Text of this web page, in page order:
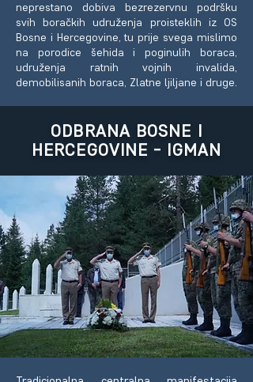
neprestano dobiva bezrezervnu podršku
svih boračkih udruženja proisteklih iz OS
Bosne i Hercegovine, tu prije svega mislimo
na porodice šehida i poginulih boraca,
udruženja ratnih vojnih invalida,
demobilisanih boraca, Zlatne ljiljane i druge.
ODBRANA BOSNE I
HERCEGOVINE - IGMAN